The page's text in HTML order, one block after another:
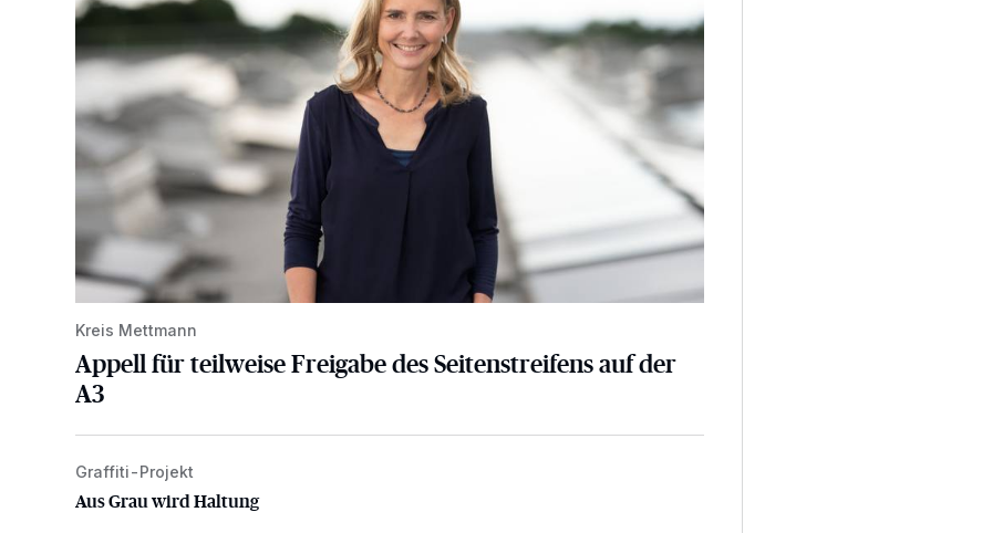
Kreis Mettmann
Appell für teilweise Freigabe des Seitenstreifens auf der
A3
Aus Grau wird Haltung
Graffiti-Projekt
Aus Grau wird Haltung